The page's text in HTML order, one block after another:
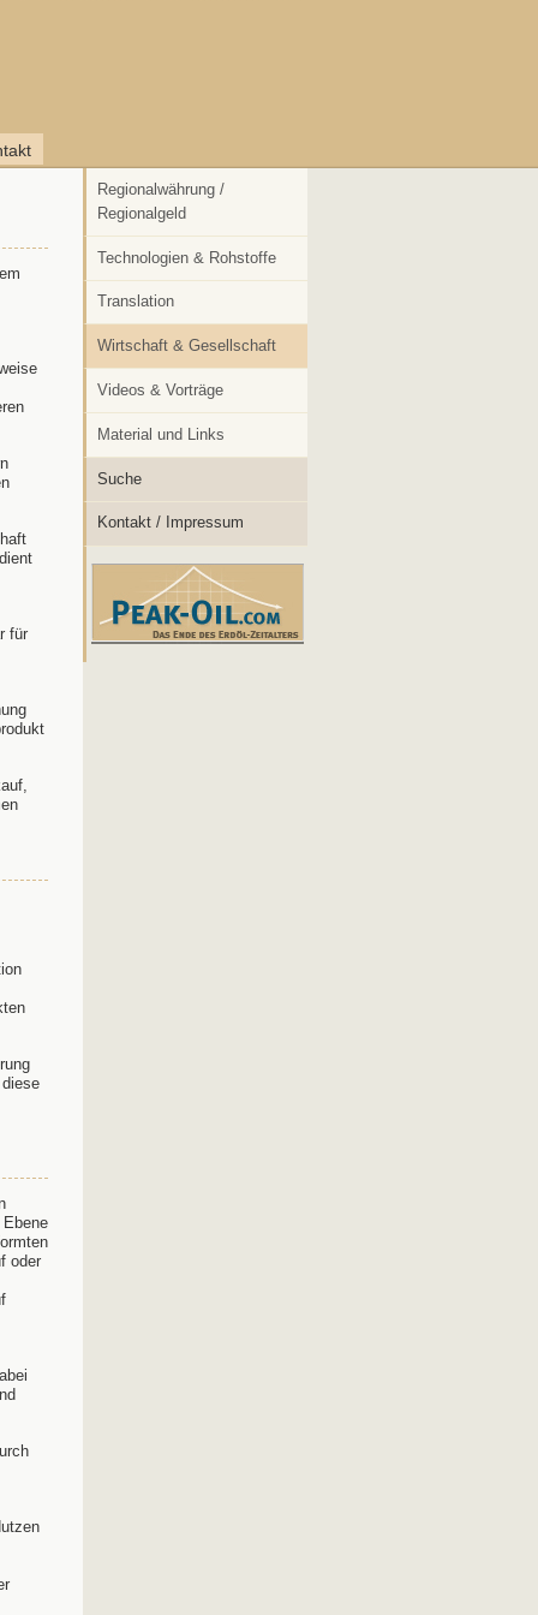
Regionalwährung /
Regionalgeld
Technologien & Rohstoffe
Translation
Wirtschaft & Gesellschaft
Videos & Vorträge
Material und Links
Suche
Kontakt / Impressum
für
oder